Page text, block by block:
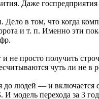
Даже
в том, что когда
и т. п. Именно эти
и не просто получить
чуть ли не в
до людей — и
И модель перехода за 3